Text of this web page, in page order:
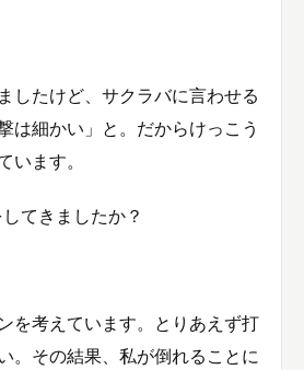
したけど、サクラバに言わせる
は細かい」と。だからけっこう
います。
てきましたか？
を考えています。とりあえず打
。その結果、私が倒れることに